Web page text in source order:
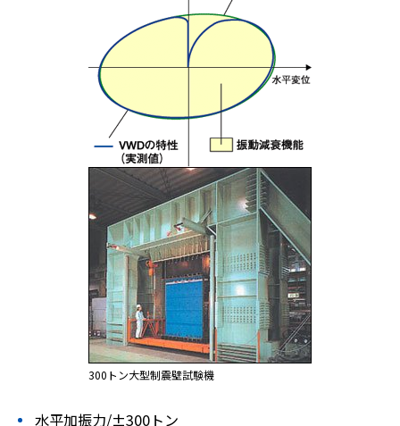
300トン大型制震壁試験機
水平加振力/±300トン